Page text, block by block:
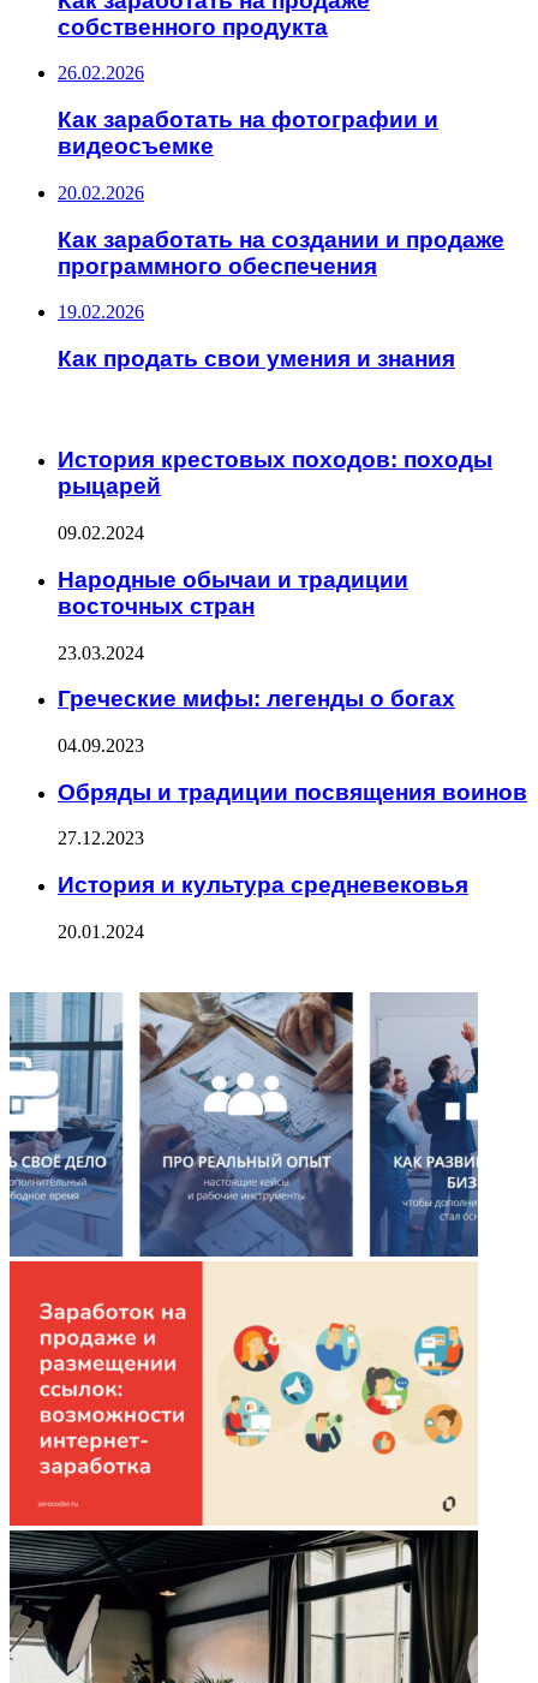
собственного продукта
26.02.2026
Как заработать на фотографии и
видеосъемке
20.02.2026
Как заработать на создании и продаже
программного обеспечения
19.02.2026
Как продать свои умения и знания
История крестовых походов: походы
рыцарей
09.02.2024
Народные обычаи и традиции
восточных стран
23.03.2024
Греческие мифы: легенды о богах
04.09.2023
Обряды и традиции посвящения воинов
27.12.2023
История и культура средневековья
20.01.2024